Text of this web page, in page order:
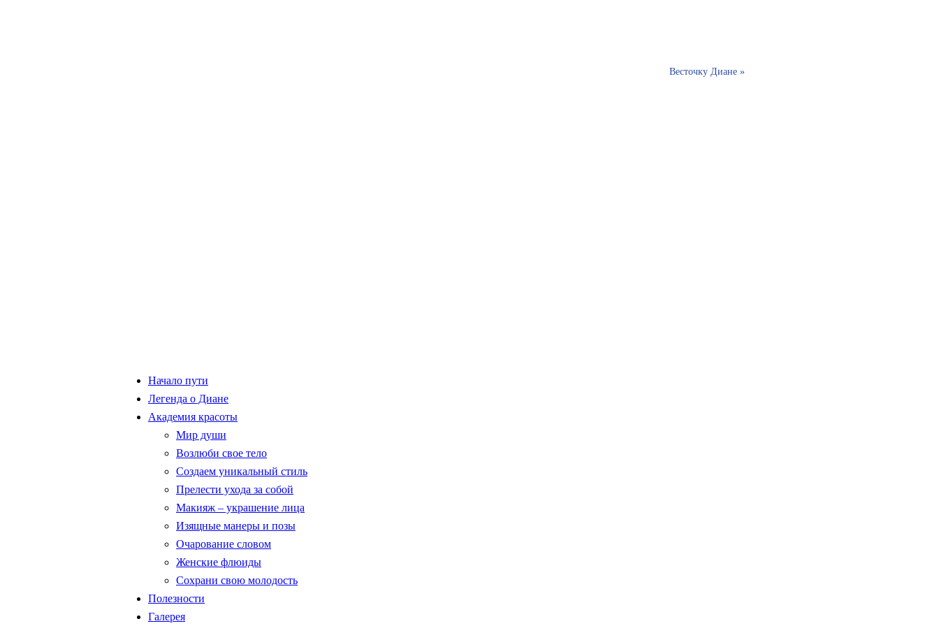
Весточку Диане »
Начало пути
Легенда о Диане
Академия красоты
Мир души
Возлюби свое тело
Создаем уникальный стиль
Прелести ухода за собой
Макияж – украшение лица
Изящные манеры и позы
Очарование словом
Женские флюиды
Сохрани свою молодость
Полезности
Галерея